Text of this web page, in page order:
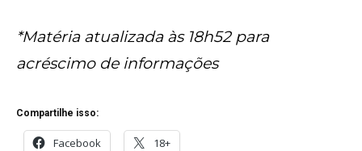
*Matéria atualizada às 18h52 para
acréscimo de informações
Compartilhe isso:
Facebook 18+